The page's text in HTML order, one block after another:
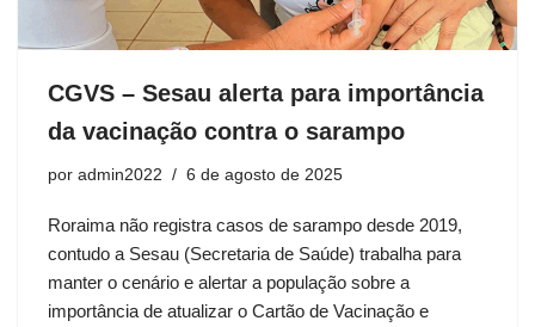
CGVS – Sesau alerta para importância
da vacinação contra o sarampo
por admin2022 6 de agosto de 2025
Roraima não registra casos de sarampo desde 2019,
contudo a Sesau (Secretaria de Saúde) trabalha para
manter o cenário e alertar a população sobre a
importância de atualizar o Cartão de Vacinação e